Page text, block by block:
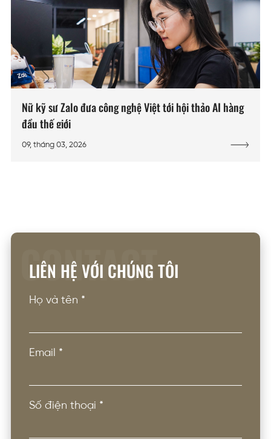
Nữ kỹ sư Zalo đưa công nghệ Việt tới hội thảo AI hàng
đầu thế giới
09, tháng 03, 2026
CONTACT
LIÊN HỆ VỚI CHÚNG TÔI
Họ và tên *
Email *
Số điện thoại *